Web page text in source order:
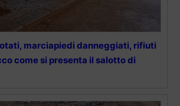
marciapiedi danneggiati, rifiuti
come si presenta il salotto di